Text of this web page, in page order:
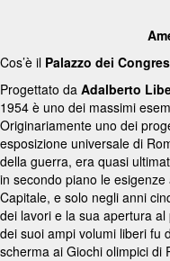
Cos’è il Palazzo dei
Progettato da Adalberto
1954 è uno dei massimi
Originariamente uno dei
esposizione universale di
della guerra, era quasi
in secondo piano le
Capitale, e solo negli anni
dei lavori e la sua apertura
dei suoi ampi volumi liberi fu
scherma ai Giochi olimpici di